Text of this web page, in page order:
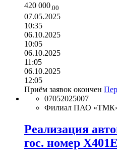
420 000 .00
07.05.2025
10:35
06.10.2025
10:05
06.10.2025
11:05
06.10.2025
12:05
Приём заявок окончен
07052025007
Филиал ПАО
Реализация
гос. номер